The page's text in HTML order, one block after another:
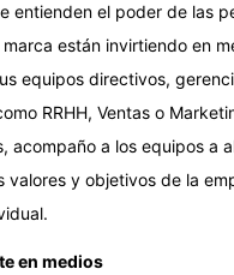
entienden el poder de las
están invirtiendo en
equipos directivos,
RRHH, Ventas o
acompaño a los equipos a
valores y objetivos de la
en medios